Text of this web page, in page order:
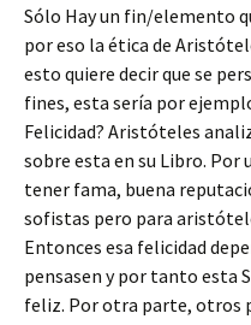
Sólo Hay un fin/elemento
por eso la ética de
esto quiere decir que se
fines, esta sería por
Felicidad? Aristóteles
sobre esta en su Libro. Por
tener fama, buena
sofistas pero para
Entonces esa felicidad
pensasen y por tanto esta
feliz. Por otra parte, otros